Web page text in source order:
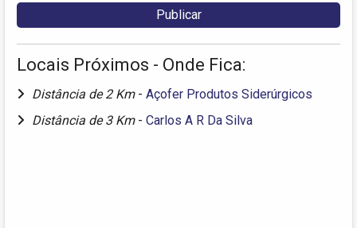
Locais Próximos - Onde Fica:
Distância de 2 Km - Açofer Produtos Siderúrgicos
Distância de 3 Km - Carlos A R Da Silva